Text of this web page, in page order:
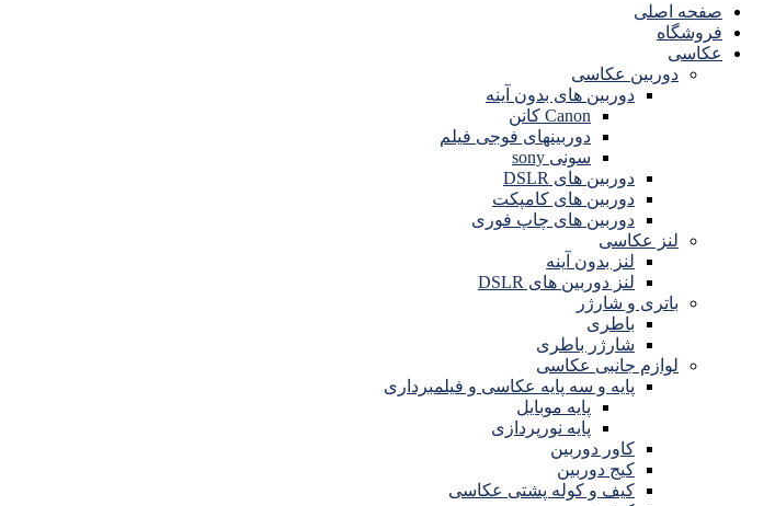
صفحه اصلی
فروشگاه
عکاسی
دوربین عکاسی
دوربین های بدون آینه
Canon کانن
دوربینهای فوجی فیلم
سونی sony
دوربین های DSLR
دوربین های کامپکت
دوربین های چاپ فوری
لنز عکاسی
لنز بدون آینه
لنز دوربین های DSLR
باتری و شارژر
باطری
شارژر باطری
لوازم جانبی عکاسی
پایه و سه پایه عکاسی و فیلمبرداری
پایه موبایل
پایه نورپردازی
کاور دوربین
کیج دوربین
کیف و کوله پشتی عکاسی